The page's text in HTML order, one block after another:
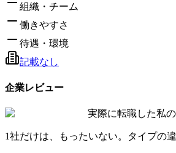
組織・チーム
働きやすさ
待遇・環境
記載なし
企業レビュー
実際に転職した私
1社だけは、もったいない。タイプの